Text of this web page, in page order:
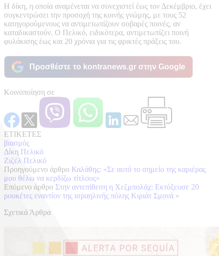
Η δίκη, η οποία αναμένεται να συνεχιστεί έως τον Δεκέμβριο, έχει
συγκεντρώσει την προσοχή της κοινής γνώμης, με τους 52
κατηγορούμενους να αντιμετωπίζουν σοβαρές ποινές, αν
καταδικαστούν. Ο Πελικό, ειδικότερα, αντιμετωπίζει ποινή
φυλάκισης έως και 20 χρόνια για τις φρικτές πράξεις του.
Προσθέστε το kontranews.gr στην Google
Κοινοποίηση σε
ΕΤΙΚΕΤΕΣ
βιασμός
Δίκη Πελικό
Ζιζέλ Πελικό
Προηγούμενο άρθρο Καλάθης: «Σε αυτό το σημείο της καριέρας
μου θέλω να κερδίζω τίτλους»
Επόμενο άρθρο Στην αντεπίθεση η Χεζμπολάχ: Εκτόξευσε 20
ρουκέτες εναντίον της ισραηλινής πόλης Κιριάτ Σμονά »
Σχετικά Άρθρα